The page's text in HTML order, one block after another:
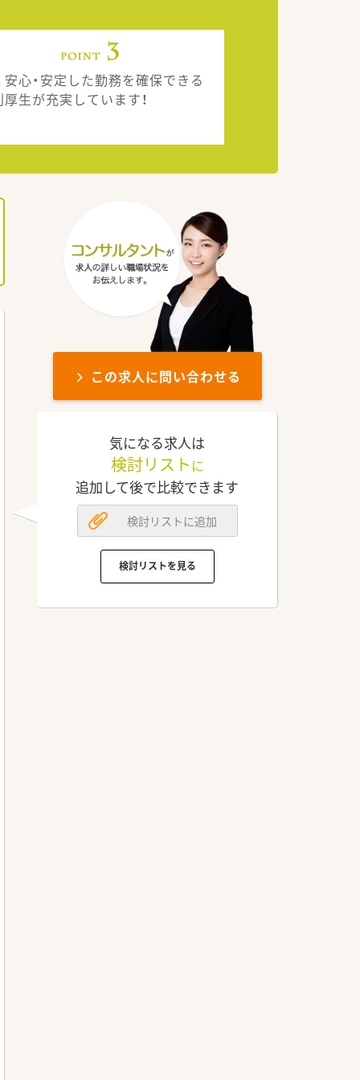
安心・安定した勤務を確保できる
生が充実しています！
この求人に問い合わせる
気になる求人は
検討リスト に
追加して後で比較できます
検討リストに追加
検討リストを見る